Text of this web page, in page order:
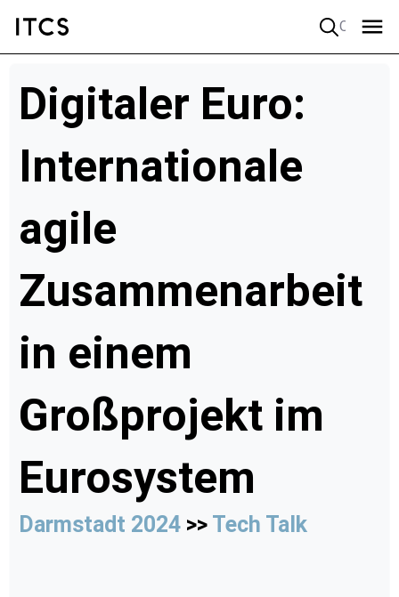
Digitaler Euro:
Internationale
agile
Zusammenarbeit
in einem
Großprojekt im
Eurosystem
Darmstadt 2024 >> Tech Talk